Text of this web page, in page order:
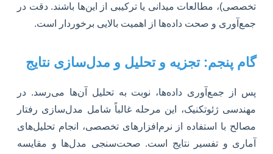
تخصصی)، مطالعات میدانی یا ترکیبی از این‌ها باشند. دقت در
جمع‌آوری و صحت داده‌ها از اهمیت بالایی برخوردار است.
گام پنجم: تجزیه و تحلیل و مدل‌سازی نتایج
پس از جمع‌آوری داده‌ها، نوبت به تحلیل آن‌ها می‌رسد. در
مهندسی ژئوتکنیک، این مرحله غالباً شامل مدل‌سازی رفتار
مصالح با استفاده از نرم‌افزارهای تخصصی، انجام تحلیل‌های
آماری و تفسیر نتایج است. صحت‌سنجی مدل‌ها و مقایسه